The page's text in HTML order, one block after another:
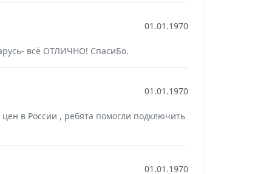
01.01.1970
всё ОТЛИЧНО! СпасиБо.
01.01.1970
в России , ребята помогли подключить
01.01.1970